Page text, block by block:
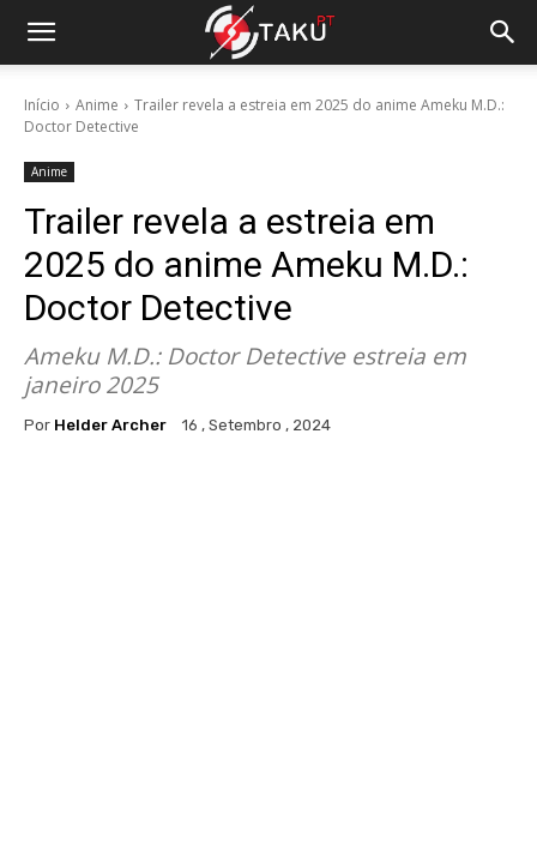
Início Anime
Trailer revela a estreia em 2025 do anime Ameku M.D.:
Doctor Detective
Anime
Trailer revela a estreia em
2025 do anime Ameku M.D.:
Doctor Detective
Ameku M.D.: Doctor Detective estreia em
janeiro 2025
Por Helder Archer 16 , Setembro , 2024